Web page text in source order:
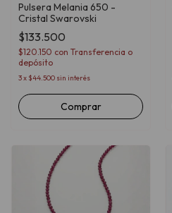
Pulsera Melania 650 -
Cristal Swarovski
$133.500
$120.150 con Transferencia o
depósito
3x $44.500 sin interés
Comprar